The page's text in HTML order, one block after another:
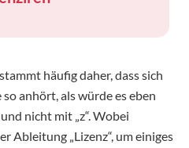
häufig daher, dass sich
anhört, als würde es eben
nicht mit „z“. Wobei
Ableitung „Lizenz“, um einiges